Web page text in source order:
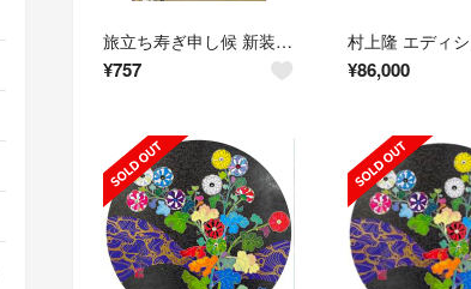
旅立ち寿ぎ申し候 新装版/小学館/永井紗耶子（文庫）
¥757 ¥86,000